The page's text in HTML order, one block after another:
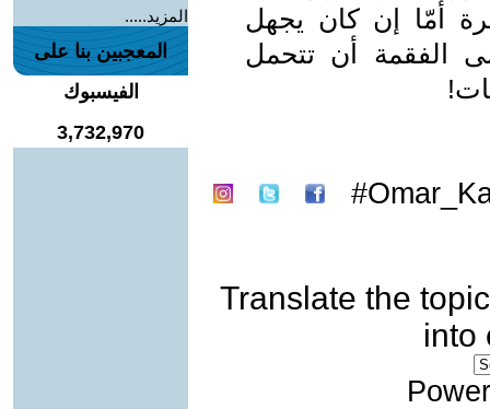
أمّا إن كان يجهل
الفقمة أن تتحمل
Translate the topic
into
المزيد.....
المعجبين بنا على
الفيسبوك
3,732,970